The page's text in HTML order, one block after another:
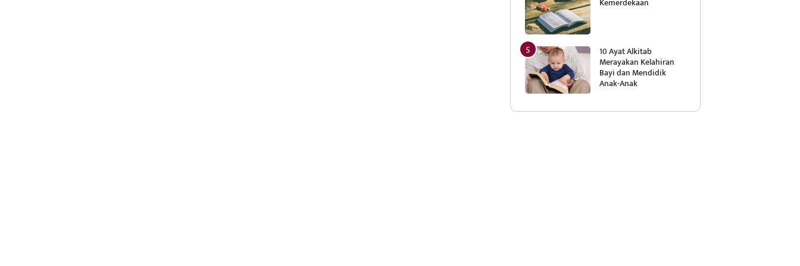
10 Ayat Alkitab
Merayakan Kelahiran
Bayi dan Mendidik
Anak-Anak